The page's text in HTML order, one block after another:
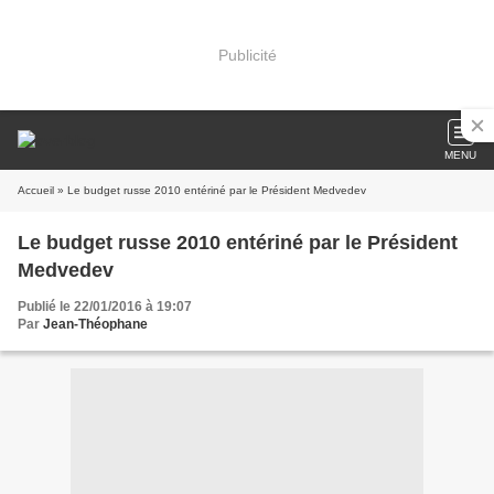
Publicité
MENU
Accueil » Le budget russe 2010 entériné par le Président Medvedev
Le budget russe 2010 entériné par le Président
Medvedev
Publié le 22/01/2016 à 19:07
Par Jean-Théophane